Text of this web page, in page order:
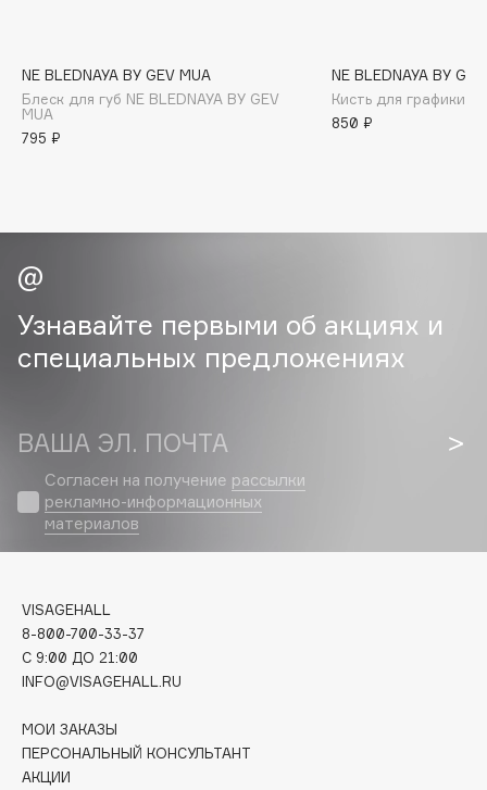
BOOMSHOP
BORK
C
Cadence
Carbon Theory
Carolina Herrera
Catrice
Chupa Chups
Clarette
Clarins
Clinique
Clive Christian
NE BLEDNAYA BY GEV MUA
Блеск для губ NE BLEDNAYA BY GEV
MUA
795 ₽
NE BLEDNAYA BY
Кисть для графики
850 ₽
Узнавайте первыми об акциях и
специальных предложениях
ВАША ЭЛ. ПОЧТА
Согласен на получение рассылки
рекламно-информационных
материалов
VISAGEHALL
8-800-700-33-37
C 9:00 ДО 21:00
INFO@VISAGEHALL.RU
МОИ ЗАКАЗЫ
ПЕРСОНАЛЬНЫЙ КОНСУЛЬТАНТ
АКЦИИ